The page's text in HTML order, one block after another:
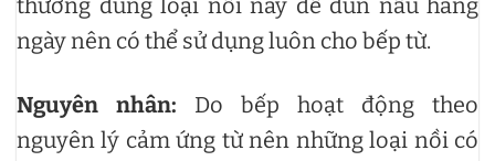
thường dùng loại nồi này để đun nấu hàng
ngày nên có thể sử dụng luôn cho bếp từ.
Nguyên nhân: Do bếp hoạt động theo
nguyên lý cảm ứng từ nên những loại nồi có